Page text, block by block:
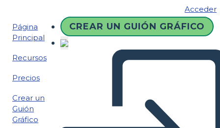
Acceder
Página
Principal
Recursos
Precios
Crear un
Guión
Gráfico
CREAR UN GUIÓN GRÁFICO